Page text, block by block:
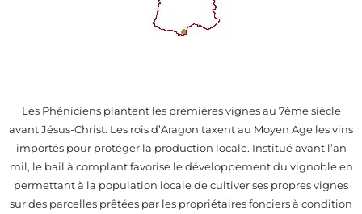
Les Phéniciens plantent les premières vignes au 7ème siècle
avant Jésus-Christ. Les rois d’Aragon taxent au Moyen Age les vins
importés pour protéger la production locale. Institué avant l’an
mil, le bail à complant favorise le développement du vignoble en
permettant à la population locale de cultiver ses propres vignes
sur des parcelles prêtées par les propriétaires fonciers à condition